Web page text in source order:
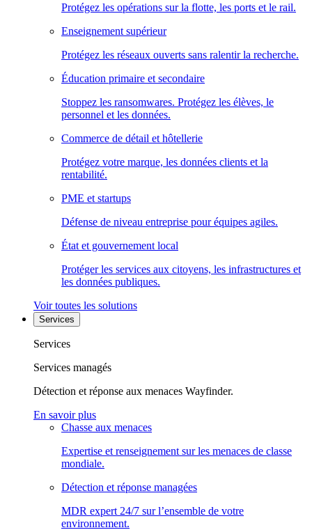
Protégez les opérations sur la flotte, les ports et le rail.
Enseignement supérieur
Protégez les réseaux ouverts sans ralentir la recherche.
Éducation primaire et secondaire
Stoppez les ransomwares. Protégez les élèves, le
personnel et les données.
Commerce de détail et hôtellerie
Protégez votre marque, les données clients et la
rentabilité.
PME et startups
Défense de niveau entreprise pour équipes agiles.
État et gouvernement local
Protéger les services aux citoyens, les infrastructures et
les données publiques.
Voir toutes les solutions
Services
Services
Services managés
Détection et réponse aux menaces Wayfinder.
En savoir plus
Chasse aux menaces
Expertise et renseignement sur les menaces de classe
mondiale.
Détection et réponse managées
MDR expert 24/7 sur l’ensemble de votre
environnement.